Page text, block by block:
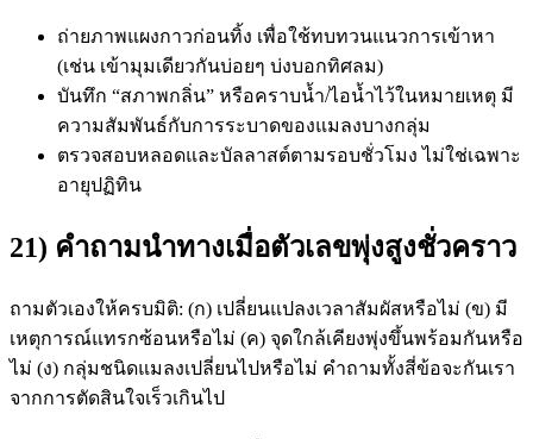
ถ่ายภาพแผงกาวก่อนทิ้ง เพื่อใช้ทบทวนแนวการเข้าหา
(เช่น เข้ามุมเดียวกันบ่อยๆ บ่งบอกทิศลม)
บันทึก “สภาพกลิ่น” หรือคราบน้ำ/ไอน้ำไว้ในหมายเหตุ มี
ความสัมพันธ์กับการระบาดของแมลงบางกลุ่ม
ตรวจสอบหลอดและบัลลาสต์ตามรอบชั่วโมง ไม่ใช่เฉพาะ
อายุปฏิทิน
21) คำถามนำทางเมื่อตัวเลขพุ่งสูงชั่วคราว
ถามตัวเองให้ครบมิติ: (ก) เปลี่ยนแปลงเวลาสัมผัสหรือไม่ (ข) มี
เหตุการณ์แทรกซ้อนหรือไม่ (ค) จุดใกล้เคียงพุ่งขึ้นพร้อมกันหรือ
ไม่ (ง) กลุ่มชนิดแมลงเปลี่ยนไปหรือไม่ คำถามทั้งสี่ข้อจะกันเรา
จากการตัดสินใจเร็วเกินไป